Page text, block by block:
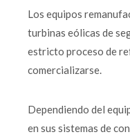
Los equipos
turbinas eólicas de
estricto proceso de
comercializarse.
Dependiendo del
en sus sistemas de